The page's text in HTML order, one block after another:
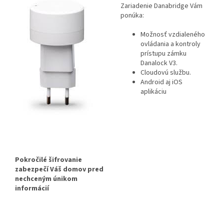
Zariadenie Danabridge Vám
ponúka:
Možnosť vzdialeného
ovládania a kontroly
prístupu zámku
Danalock V3.
Cloudovú službu.
Android aj iOS
aplikáciu
Pokročilé šifrovanie
zabezpečí Váš domov pred
nechceným únikom
informácií